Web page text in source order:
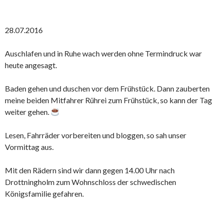
28.07.2016
Auschlafen und in Ruhe wach werden ohne Termindruck war
heute angesagt.
Baden gehen und duschen vor dem Frühstück. Dann zauberten
meine beiden Mitfahrer Rührei zum Frühstück, so kann der Tag
weiter gehen.
Lesen, Fahrräder vorbereiten und bloggen, so sah unser
Vormittag aus.
Mit den Rädern sind wir dann gegen 14.00 Uhr nach
Drottningholm zum Wohnschloss der schwedischen
Königsfamilie gefahren.